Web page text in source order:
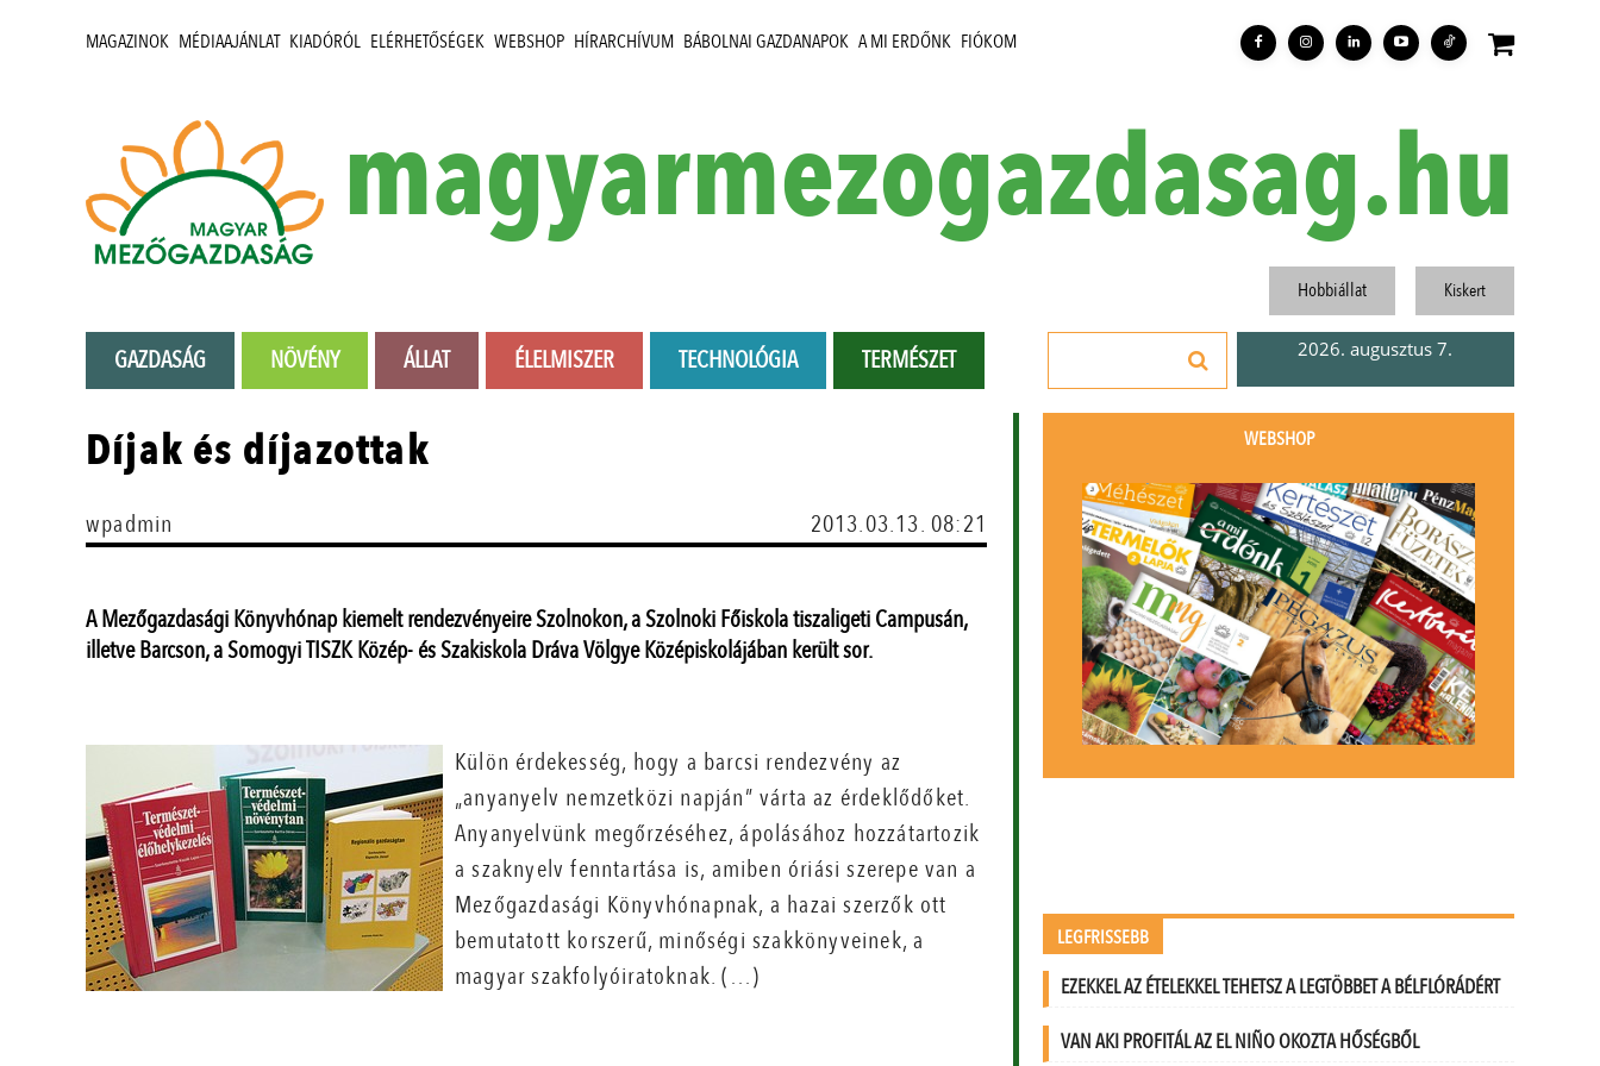
MAGAZINOK MÉDIAAJÁNLAT KIADÓRÓL ELÉRHETŐSÉGEK WEBSHOP HÍRARCHÍVUM BÁBOLNAI GAZDANAPOK A MI ERDŐNK FIÓKOM
magyarmezogazdasag.hu
GAZDASÁG NÖVÉNY ÁLLAT ÉLELMISZER TECHNOLÓGIA TERMÉSZET
Hobbiállat Kiskert
2026. augusztus 7.
Díjak és díjazottak
wpadmin 2013.03.13. 08:21
A Mezőgazdasági Könyvhónap kiemelt rendezvényeire Szolnokon, a Szolnoki Főiskola tiszaligeti Campusán,
illetve Barcson, a Somogyi TISZK Közép- és Szakiskola Dráva Völgye Középiskolájában került sor.
Külön érdekesség, hogy a barcsi rendezvény az
„anyanyelv nemzetközi napján” várta az érdeklődőket.
Anyanyelvünk megőrzéséhez, ápolásához hozzátartozik
a szaknyelv fenntartása is, amiben óriási szerepe van a
Mezőgazdasági Könyvhónapnak, a hazai szerzők ott
bemutatott korszerű, minőségi szakkönyveinek, a
magyar szakfolyóiratoknak. (…)
WEBSHOP
LEGFRISSEBB
EZEKKEL AZ ÉTELEKKEL TEHETSZ A LEGTÖBBET A BÉLFLÓRÁDÉRT
VAN AKI PROFITÁL AZ EL NIÑO OKOZTA HŐSÉGBŐL